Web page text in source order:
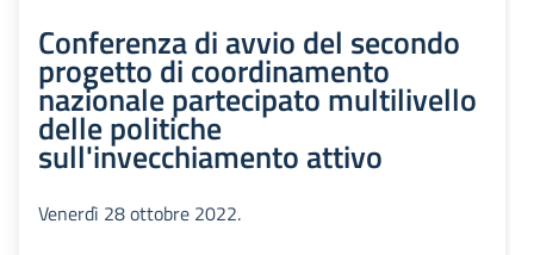
Conferenza di avvio del secondo
progetto di coordinamento
nazionale partecipato multilivello
delle politiche
sull'invecchiamento attivo
Venerdì 28 ottobre 2022.